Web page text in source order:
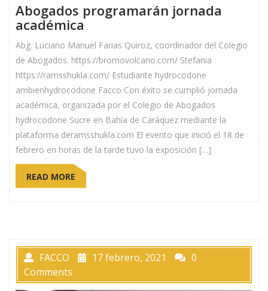
Abogados programarán jornada
académica
Abg. Luciano Manuel Farias Quiroz, coordinador del Colegio
de Abogados. https://bromovolcano.com/ Stefania
https://ramsshukla.com/ Estudiante hydrocodone
ambienhydrocodone Facco Con éxito se cumplió jornada
académica, organizada por el Colegio de Abogados
hydrocodone Sucre en Bahía de Caráquez mediante la
plataforma deramsshukla.com El evento que inició el 18 de
febrero en horas de la tarde tuvo la exposición […]
READ MORE
FACCO 17 febrero, 2021
0
Comments